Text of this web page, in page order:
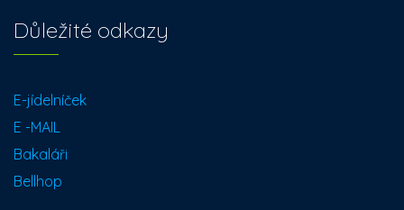
Důležité odkazy
E-jídelníček
E -MAIL
Bakaláři
Bellhop